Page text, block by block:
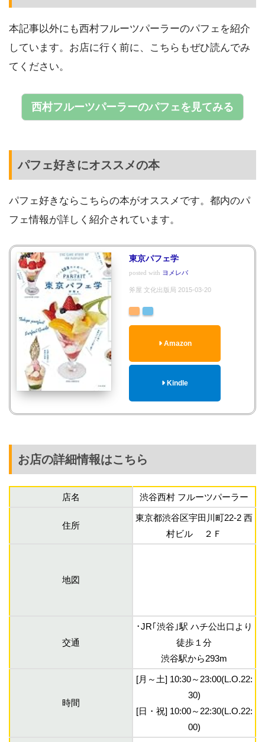
本記事以外にも西村フルーツパーラーのパフェを紹介
しています。お店に行く前に、こちらもぜひ読んでみ
てください。
西村フルーツパーラーのパフェを見てみる
パフェ好きにオススメの本
パフェ好きならこちらの本がオススメです。都内のパ
フェ情報が詳しく紹介されています。
東京パフェ学
posted with ヨメレバ
斧屋 文化出版局 2015-03-20
Amazon
Kindle
お店の詳細情報はこちら
店名 渋谷西村 フルーツパーラー
住所
東京都渋谷区宇田川町22-2 西
村ビル ２Ｆ
地図
交通
･JR｢渋谷｣駅 ハチ公出口より
徒歩１分
渋谷駅から293m
時間
[月～土] 10:30～23:00(L.O.22:
30)
[日・祝] 10:00～22:30(L.O.22:
00)